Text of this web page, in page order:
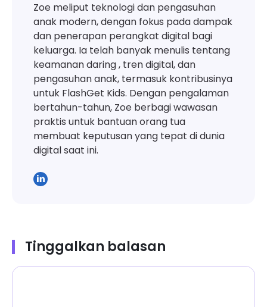
Zoe meliput teknologi dan pengasuhan
anak modern, dengan fokus pada dampak
dan penerapan perangkat digital bagi
keluarga. Ia telah banyak menulis tentang
keamanan daring , tren digital, dan
pengasuhan anak, termasuk kontribusinya
untuk FlashGet Kids. Dengan pengalaman
bertahun-tahun, Zoe berbagi wawasan
praktis untuk bantuan orang tua
membuat keputusan yang tepat di dunia
digital saat ini.
Tinggalkan balasan